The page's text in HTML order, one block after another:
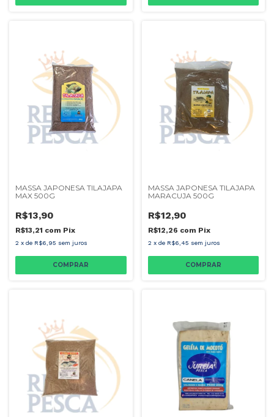
MASSA JAPONESA TILAJAPA
MAX 500G
R$13,90
R$13,21 com Pix
2 x de R$6,95 sem juros
MASSA JAPONESA TILAJAPA
MARACUJA 500G
R$12,90
R$12,26 com Pix
2 x de R$6,45 sem juros